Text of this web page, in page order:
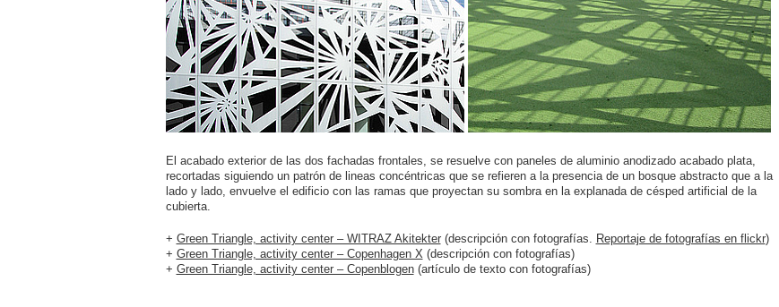
El acabado exterior de las dos fachadas frontales, se resuelve con paneles de aluminio anodizado acabado plata,
recortadas siguiendo un patrón de lineas concéntricas que se refieren a la presencia de un bosque abstracto que a la
lado y lado, envuelve el edificio con las ramas que proyectan su sombra en la explanada de césped artificial de la
cubierta.
+ Green Triangle, activity center – WITRAZ Akitekter(descripción con fotografías. Reportaje de fotografías en flickr)
+ Green Triangle, activity center – Copenhagen X(descripción con fotografías)
+ Green Triangle, activity center – Copenblogen(artículo de texto con fotografías)